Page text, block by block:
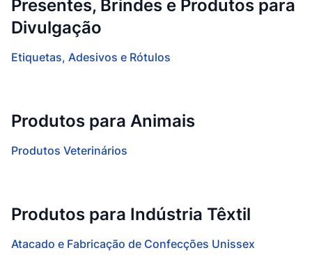
Presentes, Brindes e Produtos para
Divulgação
Etiquetas, Adesivos e Rótulos
Produtos para Animais
Produtos Veterinários
Produtos para Indústria Têxtil
Atacado e Fabricação de Confecções Unissex